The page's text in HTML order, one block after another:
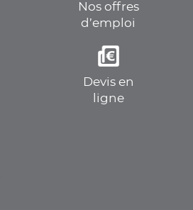
Nos offres
d’emploi
Devis en
ligne